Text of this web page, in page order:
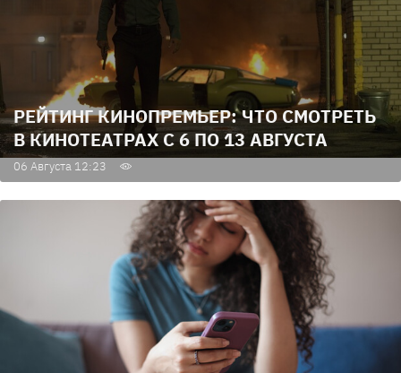
РЕЙТИНГ КИНОПРЕМЬЕР: ЧТО СМОТРЕТЬ
В КИНОТЕАТРАХ С 6 ПО 13 АВГУСТА
06 Августа 12:23